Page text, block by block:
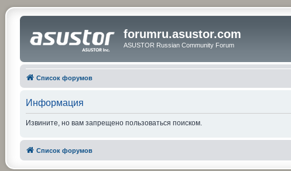
forumru.asustor.com
ASUSTOR Russian Community Forum
Список форумов
Информация
Извините, но вам запрещено пользоваться поиском.
Список форумов